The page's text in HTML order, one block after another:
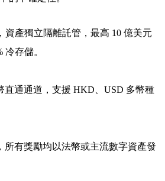
資產獨立隔離託管，最高 10 億美元
冷存儲。
直通通道，支援 HKD、USD 多幣種
所有獎勵均以法幣或主流數字資產發